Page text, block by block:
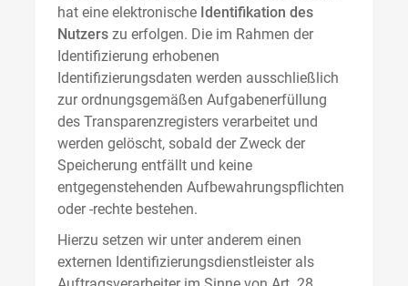
hat eine elektronische Identifikation des
Nutzers zu erfolgen. Die im Rahmen der
Identifizierung erhobenen
Identifizierungsdaten werden ausschließlich
zur ordnungsgemäßen Aufgabenerfüllung
des Transparenzregisters verarbeitet und
werden gelöscht, sobald der Zweck der
Speicherung entfällt und keine
entgegenstehenden Aufbewahrungspflichten
oder -rechte bestehen.
Hierzu setzen wir unter anderem einen
externen Identifizierungsdienstleister als